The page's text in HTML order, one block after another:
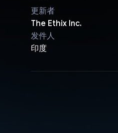
更新者
The Ethix Inc.
发件人
印度